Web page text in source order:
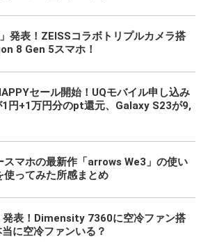
発表！ZEISSコラボトリプルカメラ搭
8 Gen 5スマホ！
セール開始！UQモバイル申し込み
円+1万円分のpt還元、Galaxy S23が9,
スマホの最新作「arrows We3」の使い
使ってみた所感まとめ
発表！Dimensity 7360に空冷ファン搭
に空冷ファンいる？